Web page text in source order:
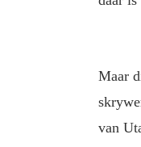
Maar
van